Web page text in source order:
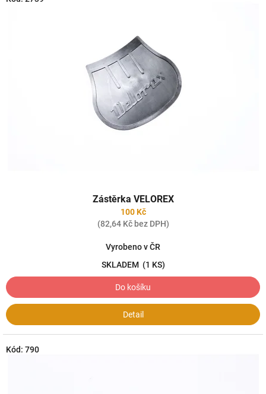
d
Zástěrka VELOREX
100 Kč
(82,64 Kč bez DPH)
Vyrobeno v ČR
SKLADEM (1 KS)
Do košíku
Detail
Kód: 790